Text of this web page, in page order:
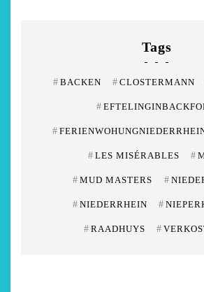
Tags
# BACKEN # CLOSTERMANN
#
#
# LES MISÉRABLES #
# MUD MASTERS #
# NIEDERRHEIN #
# RAADHUYS #